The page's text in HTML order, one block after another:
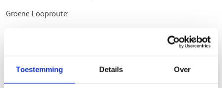
Toestemming Details Over
Groene Looproute:
Voor wie op zoek is naar een matige uitdaging, biedt
deze route een gevarieerd parcours door
adembenemende natuurgebieden. Perfect voor een
langere, verkwikkende loop.